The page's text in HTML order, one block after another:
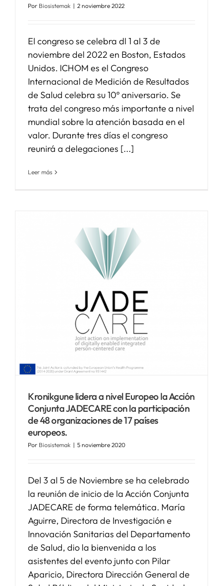
Por Biosistemak | 2 noviembre 2022
El congreso se celebra dl 1 al 3 de
noviembre del 2022 en Boston, Estados
Unidos. ICHOM es el Congreso
Internacional de Medición de Resultados
de Salud celebra su 10º aniversario. Se
trata del congreso más importante a nivel
mundial sobre la atención basada en el
valor. Durante tres días el congreso
reunirá a delegaciones [...]
Leer más
Kronikgune lidera a nivel Europeo la Acción
Conjunta JADECARE con la participación
de 48 organizaciones de 17 países
europeos.
Por Biosistemak | 5 noviembre 2020
Del 3 al 5 de Noviembre se ha celebrado
la reunión de inicio de la Acción Conjunta
JADECARE de forma telemática. María
Aguirre, Directora de Investigación e
Innovación Sanitarias del Departamento
de Salud, dio la bienvenida a los
asistentes del evento junto con Pilar
Aparicio, Directora Dirección General de